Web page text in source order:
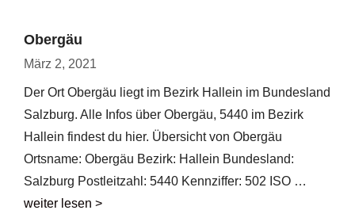
Obergäu
März 2, 2021
Der Ort Obergäu liegt im Bezirk Hallein im Bundesland
Salzburg. Alle Infos über Obergäu, 5440 im Bezirk
Hallein findest du hier. Übersicht von Obergäu
Ortsname: Obergäu Bezirk: Hallein Bundesland:
Salzburg Postleitzahl: 5440 Kennziffer: 502 ISO …
weiter lesen >